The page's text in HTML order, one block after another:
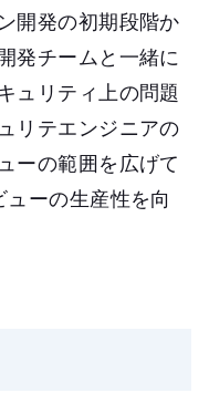
開発の初期段階か
発チームと一緒に
ュリティ上の問題
リテエンジニアの
ーの範囲を広げて
ーの生産性を向